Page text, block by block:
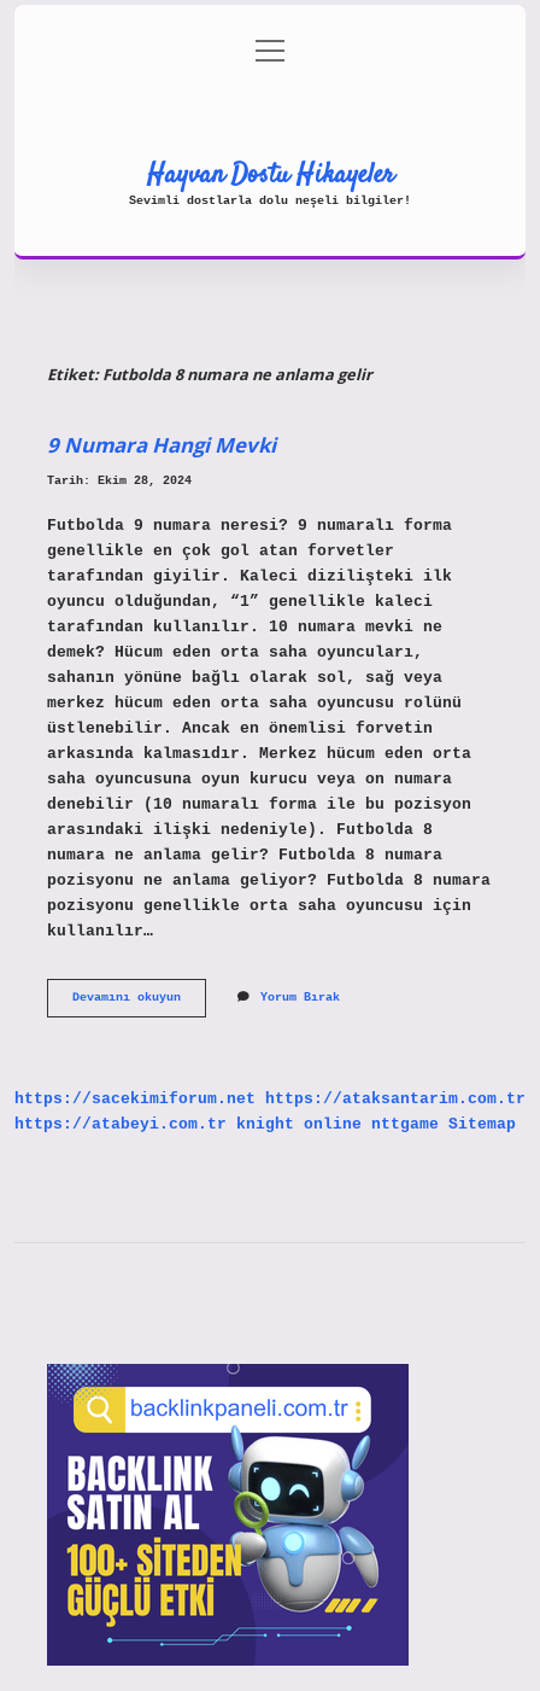
Gizlilik Politikası
menüyü
aç
Hayvan Dostu Hikayeler
Sevimli dostlarla dolu neşeli bilgiler!
Etiket:Futbolda 8 numara ne anlama gelir
9 Numara Hangi Mevki
Tarih: Ekim 28, 2024
Futbolda 9 numara neresi? 9 numaralı forma
genellikle en çok gol atan forvetler
tarafından giyilir. Kaleci dizilişteki ilk
oyuncu olduğundan, “1” genellikle kaleci
tarafından kullanılır. 10 numara mevki ne
demek? Hücum eden orta saha oyuncuları,
sahanın yönüne bağlı olarak sol, sağ veya
merkez hücum eden orta saha oyuncusu rolünü
üstlenebilir. Ancak en önemlisi forvetin
arkasında kalmasıdır. Merkez hücum eden orta
saha oyuncusuna oyun kurucu veya on numara
denebilir (10 numaralı forma ile bu pozisyon
arasındaki ilişki nedeniyle). Futbolda 8
numara ne anlama gelir? Futbolda 8 numara
pozisyonu ne anlama geliyor? Futbolda 8 numara
pozisyonu genellikle orta saha oyuncusu için
kullanılır…
Devamını okuyun9
Yorum Bırak
https://sacekimiforum.net
https://ataksantarim.com.tr
https://atabeyi.com.tr
knight online nttgame Sitemap